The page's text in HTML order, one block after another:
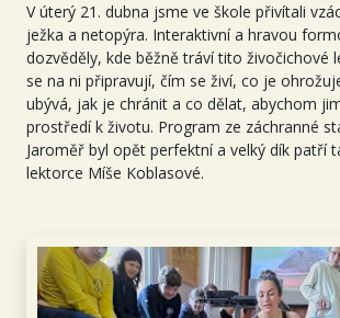
V úterý 21. dubna jsme ve škole přivítali
ježka a netopýra. Interaktivní a hravou
dozvěděly, kde běžně tráví tito živočichové
se na ni připravují, čím se živí, co je
ubývá, jak je chránit a co dělat, abychom
prostředí k životu. Program ze záchranné
Jaroměř byl opět perfektní a velký dík patří
lektorce Míše Koblasové.